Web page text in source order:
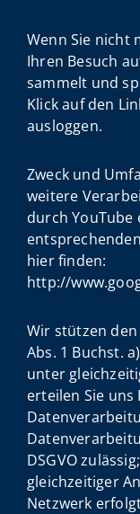
Wenn Sie nicht
Ihren Besuch
sammelt und
Klick auf den
ausloggen.
Zweck und
weitere
durch
hier finden:
http://
Wir stützen den
Abs. 1 Buchst.
unter
erteilen Sie
DSGVO
gleichzeitiger
Netzwerk